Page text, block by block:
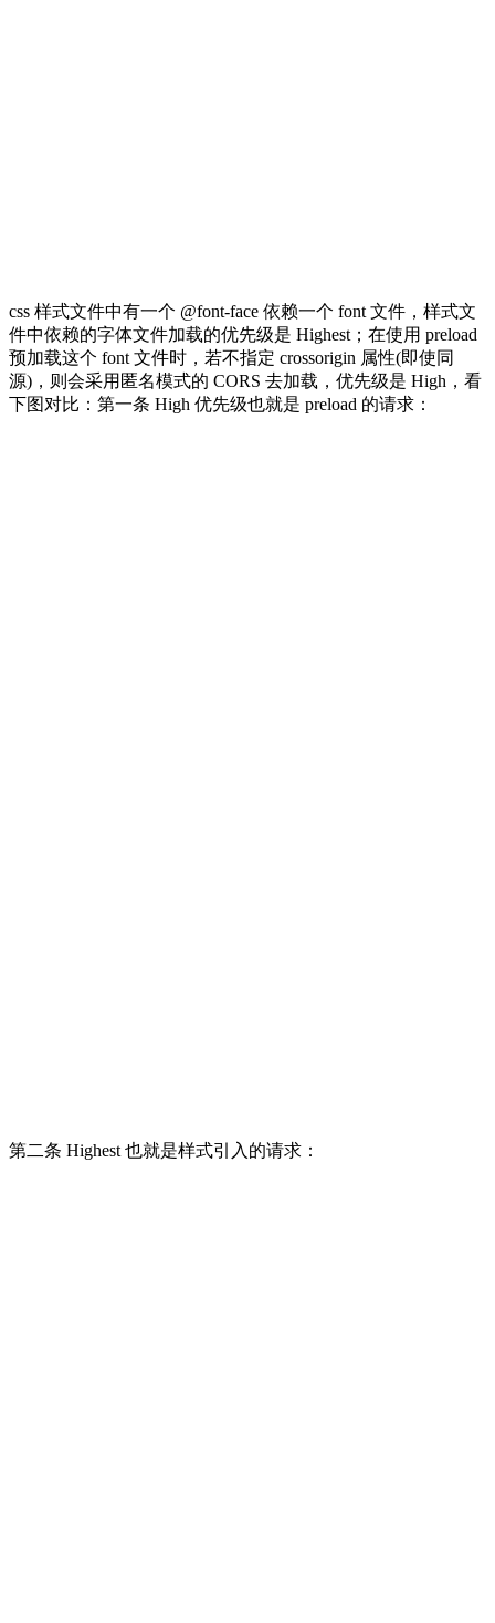
css 样式文件中有一个 @font-face 依赖一个 font 文件，样式文
件中依赖的字体文件加载的优先级是 Highest；在使用 preload
预加载这个 font 文件时，若不指定 crossorigin 属性(即使同
源)，则会采用匿名模式的 CORS 去加载，优先级是 High，看
下图对比：第一条 High 优先级也就是 preload 的请求：
第二条 Highest 也就是样式引入的请求：